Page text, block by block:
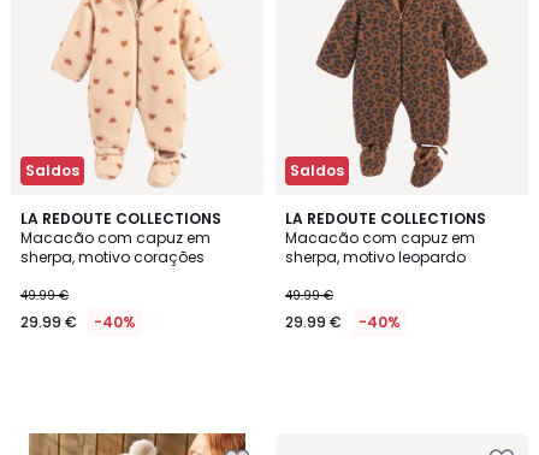
Saldos
LA REDOUTE COLLECTIONS
Macacão com capuz em
sherpa, motivo corações
49.99 €
29.99 € -40%
Saldos
LA REDOUTE COLLECTIONS
Macacão com capuz em
sherpa, motivo leopardo
49.99 €
29.99 € -40%